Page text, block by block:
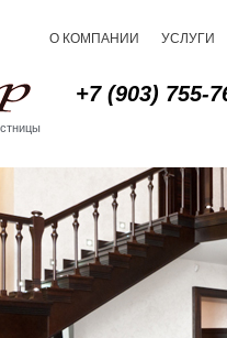
О КОМПАНИИ УСЛУГИ
+7 (903) 755-